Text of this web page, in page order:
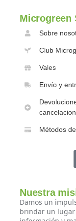
Microgreen
Sobre
Club
Vales
Envío y
Métodos
Nuestra
Damos un
brindar un